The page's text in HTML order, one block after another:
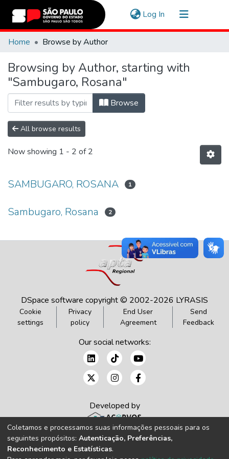
Log In (current)
Communities & Collections
Home Browse by Author
Browsing by Author, starting with
"Sambugaro, Rosana"
Browse
All browse results
Now showing 1 - 2 of 2
SAMBUGARO, ROSANA 1
Sambugaro, Rosana 2
DSpace software copyright © 2002-2026 LYRASIS
Cookie
settings
Privacy
policy
End User
Agreement
Send
Feedback
Our social networks:
Developed by
Coletamos e processamos suas informações pessoais para os
seguintes propósitos: Autenticação, Preferências,
Reconhecimento e Estatísticas.